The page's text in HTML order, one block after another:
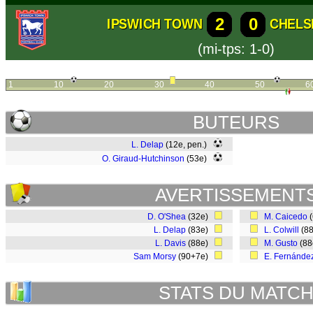
IPSWICH TOWN 2 0
(mi-tps: 1-0)
1 10 20 30 40 50
BUTEURS
L. Delap (12e, pen.)
O. Giraud-Hutchinson (53e)
D. O'Shea (32e)
L. Delap (83e)
L. Davis (88e)
Sam Morsy (90+7e)
M. Caicedo
L. Colwill
M. Gusto
E.
STATS DU MATCH